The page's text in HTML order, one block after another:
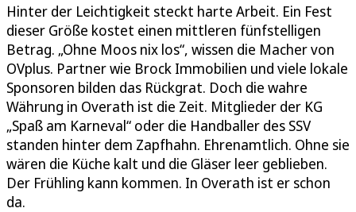
Hinter der Leichtigkeit steckt harte Arbeit. Ein Fest
dieser Größe kostet einen mittleren fünfstelligen
Betrag. „Ohne Moos nix los“, wissen die Macher von
OVplus. Partner wie Brock Immobilien und viele lokale
Sponsoren bilden das Rückgrat. Doch die wahre
Währung in Overath ist die Zeit. Mitglieder der KG
„Spaß am Karneval“ oder die Handballer des SSV
standen hinter dem Zapfhahn. Ehrenamtlich. Ohne sie
wären die Küche kalt und die Gläser leer geblieben.
Der Frühling kann kommen. In Overath ist er schon
da.